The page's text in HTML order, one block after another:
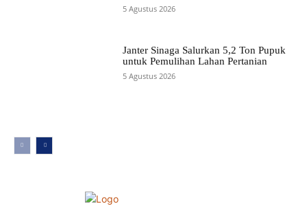
5 Agustus 2026
Janter Sinaga Salurkan 5,2 Ton Pupuk
untuk Pemulihan Lahan Pertanian
5 Agustus 2026